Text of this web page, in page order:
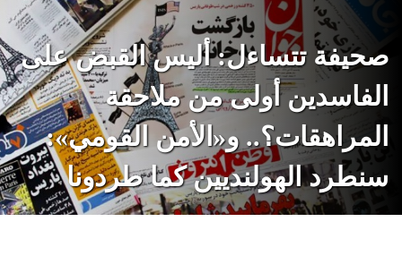
صحيفة تتساءل: أليس القبض على
الفاسدين أولى من ملاحقة
المراهقات؟.. و«الأمن القومي»:
سنطرد الهولنديين كما طردونا